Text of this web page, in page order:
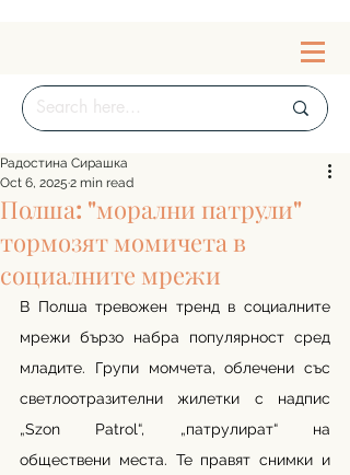
Полша: "морални патрули"
тормозят момичета в
социалните мрежи
Радостина Сирашка
Oct 6, 2025 2 min read
В Полша тревожен тренд в социалните
мрежи бързо набра популярност сред
младите. Групи момчета, облечени със
светлоотразителни жилетки с надпис
„Szon Patrol“, „патрулират“ на
обществени места. Те правят снимки и